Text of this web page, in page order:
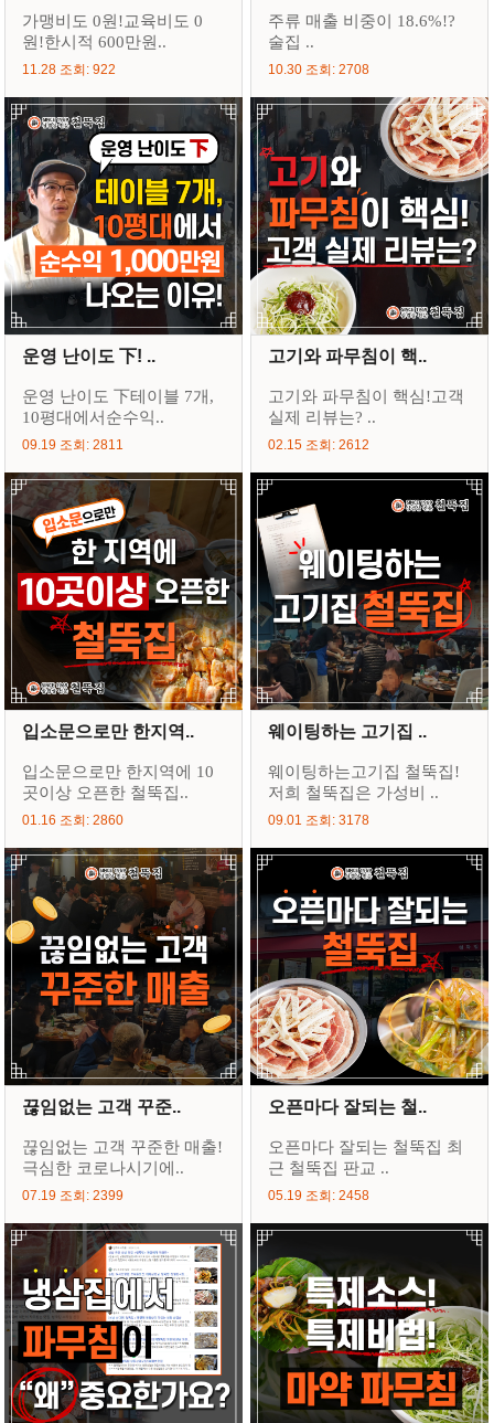
가맹비도 0원!교육비도 0
원!한시적 600만원..
11.28 조회: 922
주류 매출 비중이 18.6%!?
술집 ..
10.30 조회: 2708
운영 난이도 下! ..
운영 난이도 下테이블 7개,
10평대에서순수익..
09.19 조회: 2811
고기와 파무침이 핵..
고기와 파무침이 핵심!고객
실제 리뷰는? ..
02.15 조회: 2612
입소문으로만 한지역..
입소문으로만 한지역에 10
곳이상 오픈한 철뚝집..
01.16 조회: 2860
웨이팅하는 고기집 ..
웨이팅하는고기집 철뚝집!
저희 철뚝집은 가성비 ..
09.01 조회: 3178
끊임없는 고객 꾸준..
끊임없는 고객 꾸준한 매출!
극심한 코로나시기에..
07.19 조회: 2399
오픈마다 잘되는 철..
오픈마다 잘되는 철뚝집 최
근 철뚝집 판교 ..
05.19 조회: 2458